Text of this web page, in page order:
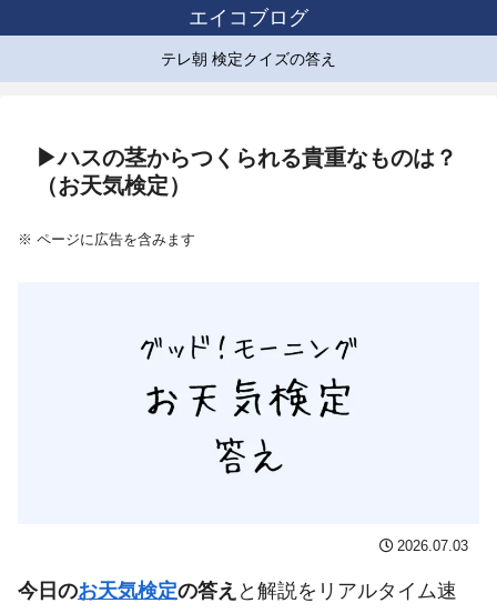
エイコブログ
テレ朝 検定クイズの答え
▶ハスの茎からつくられる貴重なものは？
（お天気検定）
※ ページに広告を含みます
2026.07.03
今日のお天気検定の答え と解説をリアルタイム速